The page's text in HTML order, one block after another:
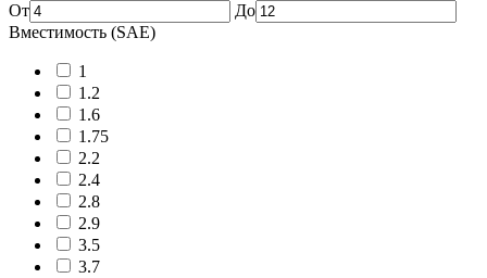
От
До
Вместимость (SAE)
1
1.2
1.6
1.75
2.2
2.4
2.8
2.9
3.5
3.7